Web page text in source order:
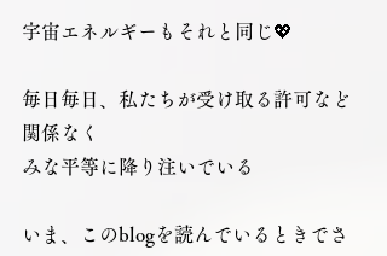
宇宙エネルギーもそれと同じ💖
毎日毎日、私たちが受け取る許可など
関係なく
みな平等に降り注いでいる
いま、このblogを読んでいるときでさ